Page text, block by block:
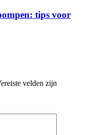
tips voor
velden zijn